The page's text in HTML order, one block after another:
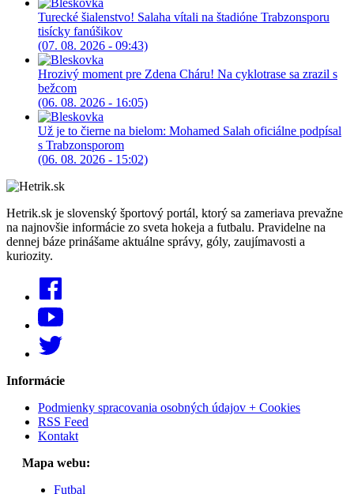
Turecké šialenstvo! Salaha vítali na štadióne Trabzonsporu
tisícky fanúšikov
(07. 08. 2026 - 09:43)
Hrozivý moment pre Zdena Cháru! Na cyklotrase sa zrazil s
bežcom
(06. 08. 2026 - 16:05)
Už je to čierne na bielom: Mohamed Salah oficiálne podpísal
s Trabzonsporom
(06. 08. 2026 - 15:02)
Hetrik.sk je slovenský športový portál, ktorý sa zameriava prevažne
na najnovšie informácie zo sveta hokeja a futbalu. Pravidelne na
dennej báze prinášame aktuálne správy, góly, zaujímavosti a
kuriozity.
Informácie
Podmienky spracovania osobných údajov + Cookies
RSS Feed
Kontakt
Mapa webu:
Futbal